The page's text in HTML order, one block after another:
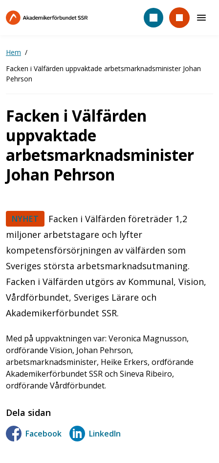
till
Hem
Facken i Välfärden uppvaktade arbetsmarknadsminister Johan
Pehrson
Facken i Välfärden
uppvaktade
arbetsmarknadsminister
Johan Pehrson
NYHET
Facken i Välfärden företräder 1,2
miljoner arbetstagare och lyfter
kompetensförsörjningen av välfärden som
Sveriges största arbetsmarknadsutmaning.
Facken i Välfärden utgörs av Kommunal, Vision,
Vårdförbundet, Sveriges Lärare och
Akademikerförbundet SSR.
Med på uppvaktningen var: Veronica Magnusson,
ordförande Vision, Johan Pehrson,
arbetsmarknadsminister, Heike Erkers, ordförande
Akademikerförbundet SSR och Sineva Ribeiro,
ordförande Vårdförbundet.
Dela sidan
Facebook LinkedIn